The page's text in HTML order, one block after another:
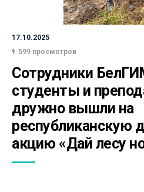
17.10.2025
599 просмотров
Сотрудники
студенты и
дружно вышли на
республиканскую
акцию «Дай лесу